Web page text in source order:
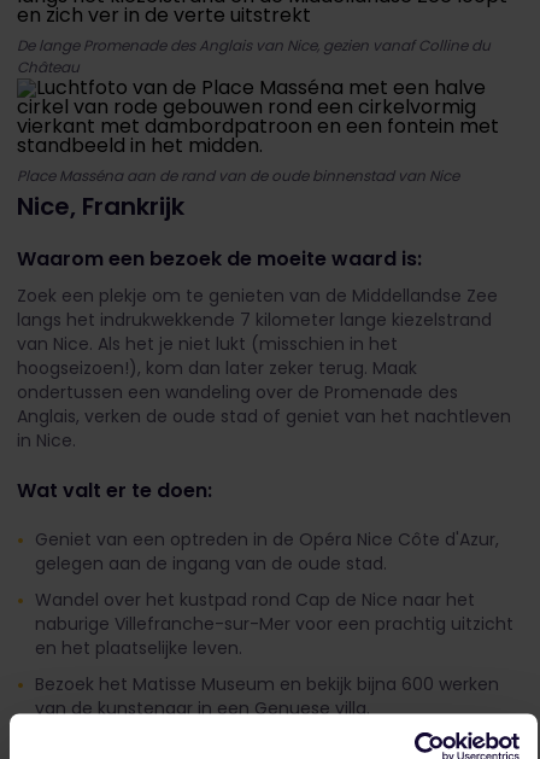
De lange Promenade des Anglais van Nice, gezien vanaf Colline du
Château
Place Masséna aan de rand van de oude binnenstad van Nice
Nice, Frankrijk
Waarom een bezoek de moeite waard is:
Zoek een plekje om te genieten van de Middellandse Zee
langs het indrukwekkende 7 kilometer lange kiezelstrand
van Nice. Als het je niet lukt (misschien in het
hoogseizoen!), kom dan later zeker terug. Maak
ondertussen een wandeling over de Promenade des
Anglais, verken de oude stad of geniet van het nachtleven
in Nice.
Wat valt er te doen:
Geniet van een optreden in de Opéra Nice Côte d'Azur,
gelegen aan de ingang van de oude stad.
Wandel over het kustpad rond Cap de Nice naar het
naburige Villefranche-sur-Mer voor een prachtig uitzicht
en het plaatselijke leven.
Bezoek het Matisse Museum en bekijk bijna 600 werken
van de kunstenaar in een Genuese villa.